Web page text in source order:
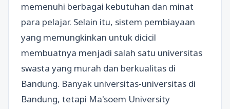
memenuhi berbagai kebutuhan dan minat
para pelajar. Selain itu, sistem pembiayaan
yang memungkinkan untuk dicicil
membuatnya menjadi salah satu universitas
swasta yang murah dan berkualitas di
Bandung. Banyak universitas-universitas di
Bandung, tetapi Ma'soem University